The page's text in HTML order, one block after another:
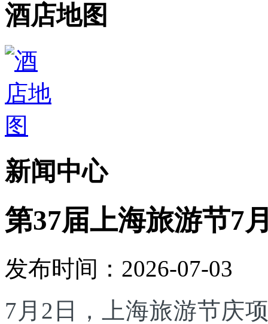
酒店地图
新闻中心
第37届上海旅游节7
发布时间：2026-07-03
7月2日，上海旅游节庆